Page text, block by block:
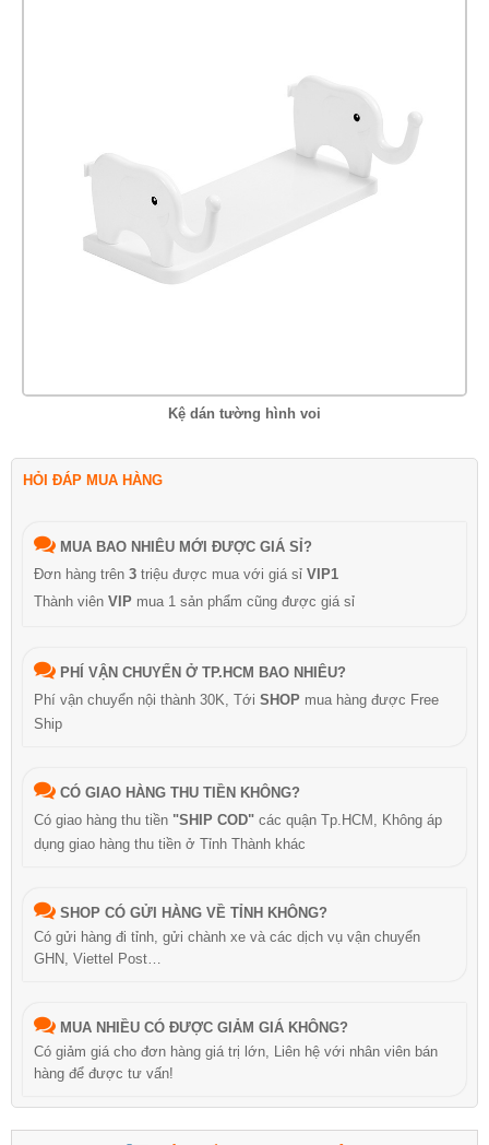
Kệ dán tường hình voi
HỎI ĐÁP MUA HÀNG
MUA BAO NHIÊU MỚI ĐƯỢC GIÁ SỈ?
Đơn hàng trên 3 triệu được mua với giá sỉ VIP1
Thành viên VIP mua 1 sản phẩm cũng được giá sỉ
PHÍ VẬN CHUYỂN Ở TP.HCM BAO NHIÊU?
Phí vận chuyển nội thành 30K, Tới SHOP mua hàng được Free
Ship
CÓ GIAO HÀNG THU TIỀN KHÔNG?
Có giao hàng thu tiền "SHIP COD" các quận Tp.HCM, Không áp
dụng giao hàng thu tiền ở Tỉnh Thành khác
SHOP CÓ GỬI HÀNG VỀ TỈNH KHÔNG?
Có gửi hàng đi tỉnh, gửi chành xe và các dịch vụ vận chuyển
GHN, Viettel Post…
MUA NHIỀU CÓ ĐƯỢC GIẢM GIÁ KHÔNG?
Có giảm giá cho đơn hàng giá trị lớn, Liên hệ với nhân viên bán
hàng để được tư vấn!